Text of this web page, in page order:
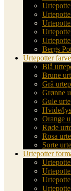
Bergs
Urtepotter
Blå
Brune
Grå
Grønne
Gule
Hvide/
Orange
Røde
Rosa
Sorte
Urtepotter